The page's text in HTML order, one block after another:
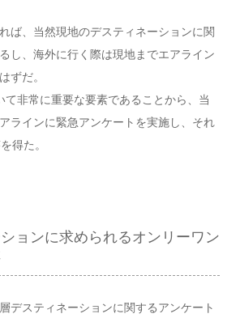
ば、当然現地のデスティネーションに関
し、海外に行く際は現地までエアライン
ずだ。
て非常に重要な要素であることから、当
ラインに緊急アンケートを実施し、それ
得た。
ョンに求められるオンリーワン
デスティネーションに関するアンケート